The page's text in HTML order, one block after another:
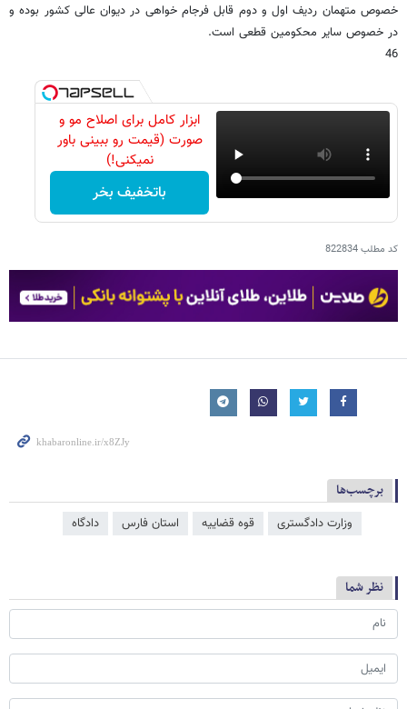
خصوص متهمان ردیف اول و دوم قابل فرجام خواهی در دیوان عالی کشور بوده و
در خصوص سایر محکومین قطعی است.
46
ابزار کامل برای اصلاح مو و
صورت (قیمت رو ببینی باور
نمیکنی!)
باتخفیف بخر
کد مطلب822834
برچسب‌ها
وزارت دادگستری قوه قضاییه استان فارس دادگاه
نظر شما